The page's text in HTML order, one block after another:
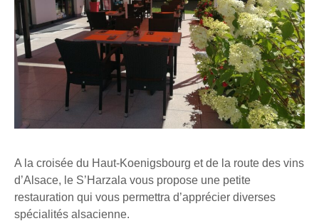
A la croisée du Haut-Koenigsbourg et de la route des vins
d’Alsace, le S’Harzala vous propose une petite
restauration qui vous permettra d’apprécier diverses
spécialités alsacienne.